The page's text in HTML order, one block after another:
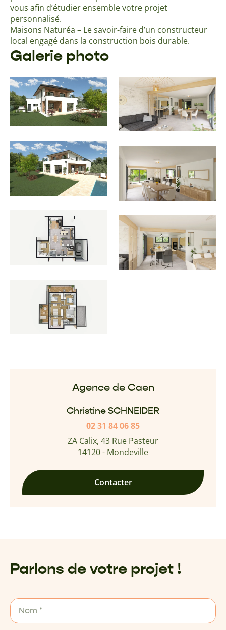
vous afin d’étudier ensemble votre projet
personnalisé.
Maisons Naturéa – Le savoir-faire d’un constructeur
local engagé dans la construction bois durable.
Galerie photo
Agence de Caen
Christine SCHNEIDER
02 31 84 06 85
ZA Calix, 43 Rue Pasteur
14120 - Mondeville
Contacter
Parlons de votre projet !